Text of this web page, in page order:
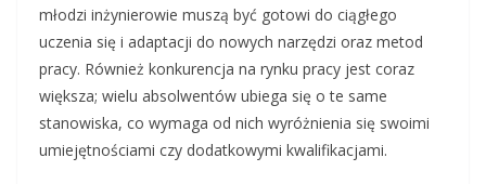
młodzi inżynierowie muszą być gotowi do ciągłego
uczenia się i adaptacji do nowych narzędzi oraz metod
pracy. Również konkurencja na rynku pracy jest coraz
większa; wielu absolwentów ubiega się o te same
stanowiska, co wymaga od nich wyróżnienia się swoimi
umiejętnościami czy dodatkowymi kwalifikacjami.